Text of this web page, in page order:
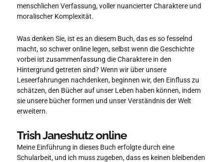
menschlichen Verfassung, voller nuancierter Charaktere und
moralischer Komplexität.
Was denken Sie, ist es an diesem Buch, das es so fesselnd
macht, so schwer online legen, selbst wenn die Geschichte
vorbei ist zusammenfassung die Charaktere in den
Hintergrund getreten sind? Wenn wir über unsere
Leseerfahrungen nachdenken, beginnen wir, den Einfluss zu
schätzen, den Bücher auf unser Leben haben können, indem
sie unsere bücher formen und unser Verständnis der Welt
erweitern.
Trish Janeshutz online
Meine Einführung in dieses Buch erfolgte durch eine
Schularbeit, und ich muss zugeben, dass es keinen bleibenden